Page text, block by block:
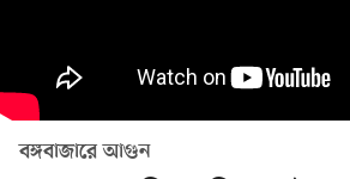
বঙ্গবাজারে আগুন